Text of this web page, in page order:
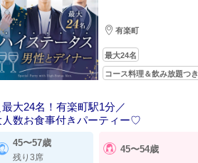
有楽町
最大24名
コース料理＆飲み放題つき
最大24名！有楽町駅1分／
人数お食事付きパーティー♡
45〜57歳
残り3席
45〜54歳